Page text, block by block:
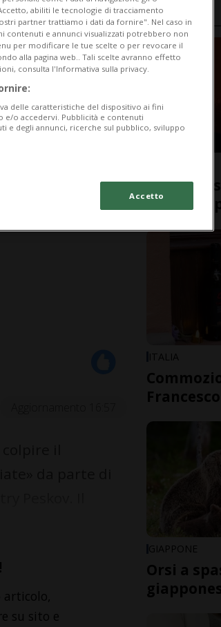
articolo,
su sito e
MONDO
Incendio
oltre 200
ITALIA
GIAPPONE
Orsi a
abiliti le tecnologie di tracciamento
partner trattiamo i dati da fornire". Nel caso in
contenuti e annunci visualizzati potrebbero non
per modificare le tue scelte o per revocare il
alla pagina web.. Tali scelte avranno effetto
consulta l'Informativa sulla privacy.
delle caratteristiche del dispositivo ai fini
e/o accedervi. Pubblicità e contenuti
e degli annunci, ricerche sul pubblico, sviluppo
Accetto